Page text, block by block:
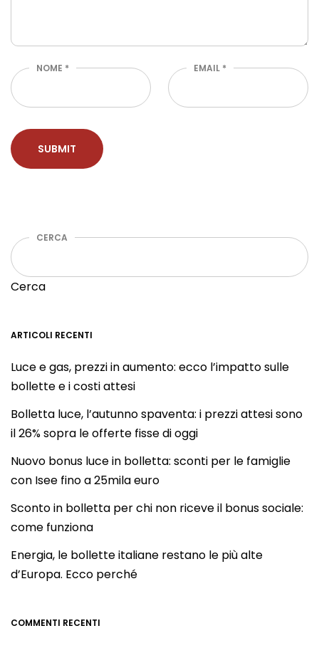
NOME * EMAIL *
CERCA
Cerca
ARTICOLI RECENTI
Luce e gas, prezzi in aumento: ecco l’impatto sulle
bollette e i costi attesi
Bolletta luce, l’autunno spaventa: i prezzi attesi sono
il 26% sopra le offerte fisse di oggi
Nuovo bonus luce in bolletta: sconti per le famiglie
con Isee fino a 25mila euro
Sconto in bolletta per chi non riceve il bonus sociale:
come funziona
Energia, le bollette italiane restano le più alte
d’Europa. Ecco perché
COMMENTI RECENTI